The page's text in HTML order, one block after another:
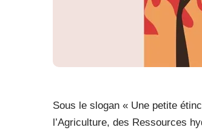
Sous le slogan « Une petite
l’Agriculture, des Ressources